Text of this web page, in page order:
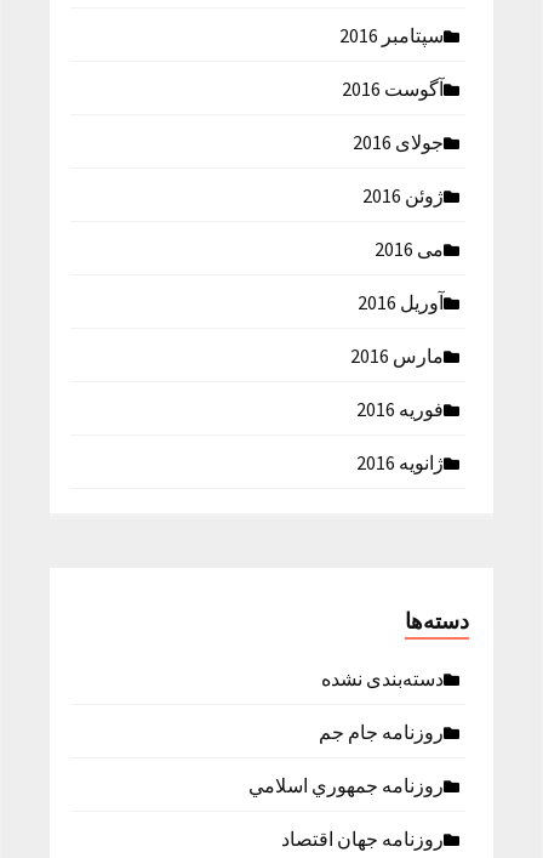
سپتامبر 2016
آگوست 2016
جولای 2016
ژوئن 2016
می 2016
آوریل 2016
مارس 2016
فوریه 2016
ژانویه 2016
دسته‌ها
دسته‌بندی نشده
روزنامه جام جم
روزنامه جمهوري اسلامي
روزنامه جهان اقتصاد